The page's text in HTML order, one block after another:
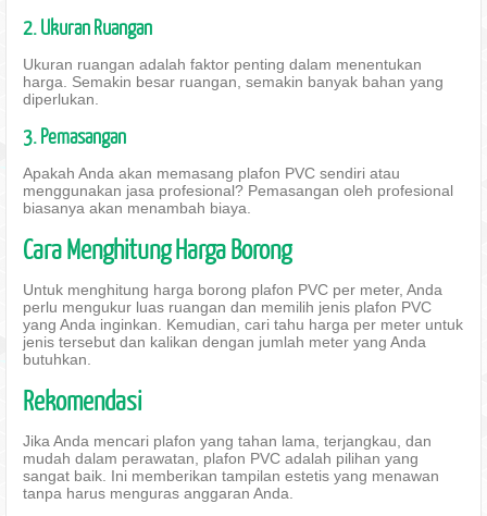
2. Ukuran Ruangan
Ukuran ruangan adalah faktor penting dalam menentukan
harga. Semakin besar ruangan, semakin banyak bahan yang
diperlukan.
3. Pemasangan
Apakah Anda akan memasang plafon PVC sendiri atau
menggunakan jasa profesional? Pemasangan oleh profesional
biasanya akan menambah biaya.
Cara Menghitung Harga Borong
Untuk menghitung harga borong plafon PVC per meter, Anda
perlu mengukur luas ruangan dan memilih jenis plafon PVC
yang Anda inginkan. Kemudian, cari tahu harga per meter untuk
jenis tersebut dan kalikan dengan jumlah meter yang Anda
butuhkan.
Rekomendasi
Jika Anda mencari plafon yang tahan lama, terjangkau, dan
mudah dalam perawatan, plafon PVC adalah pilihan yang
sangat baik. Ini memberikan tampilan estetis yang menawan
tanpa harus menguras anggaran Anda.